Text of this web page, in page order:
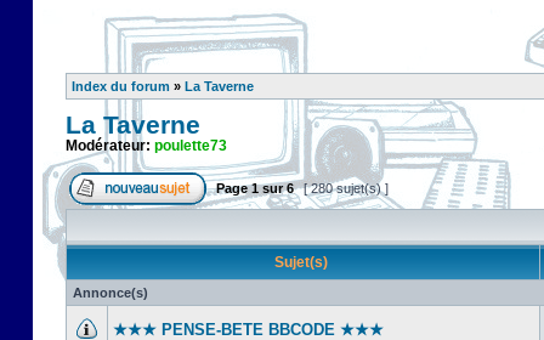
Index du forum » La Taverne
La Taverne
Modérateur: poulette73
Page1sur6 [ 280 sujet(s) ]
Sujet(s)
Annonce(s)
★★★ PENSE-BETE BBCODE ★★★